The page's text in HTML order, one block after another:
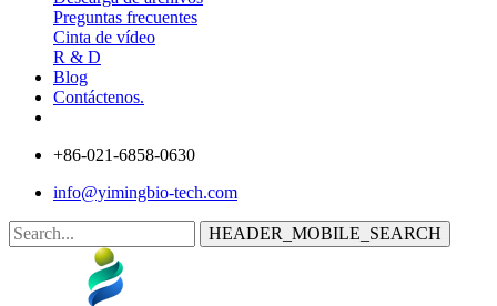
Preguntas frecuentes
Cinta de vídeo
R & D
Blog
Contáctenos.
+86-021-6858-0630
info@yimingbio-tech.com
HEADER_MOBILE_SEARCH